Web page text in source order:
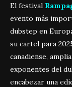
El festival
evento más
dubstep en
su cartel para
canadiense,
exponentes del
encabezar una